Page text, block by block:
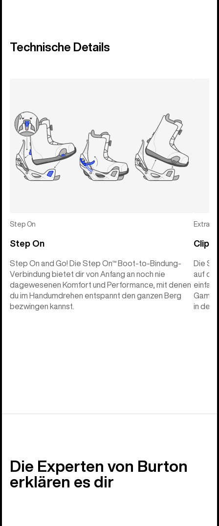
Technische Details
Step On
Step On
Step On and Go! Die Step On™ Boot-to-Bindung-
Verbindung bietet dir von Anfang an noch nie
dagewesenen Komfort und Performance, mit denen
du im Handumdrehen entspannt den ganzen Berg
bezwingen kannst.
Extras
Clips
Die
auf
in den
Die Experten von Burton
erklären es dir